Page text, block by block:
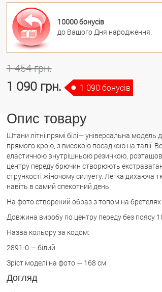
10000 бонусів
до Вашого Дня народження.
1 454 грн.
1 090 грн. 1 090 бонусів
Опис товару
Штани літні прямі білі— універсальна
прямого крою, з високою посадкою на талії.
еластичною внутрішньою резинкою,
центру переду брючин створюють
стрункості жіночому силуету. Легка дихаюча
навіть в самий спекотний день.
На фото створений образ з топом на бретелях
Довжина виробу по центру переду без поясу
Назва кольору за кодом:
2891-0 — білий
Зріст моделі на фото — 168 см
Догляд